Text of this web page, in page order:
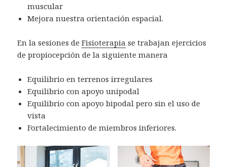
muscular
Mejora nuestra orientación espacial.
En la sesiones deFisioterapia se trabajan ejercicios
de propiocepción de la siguiente manera
Equilibrio en terrenos irregulares
Equilibrio con apoyo unipodal
Equilibrio con apoyo bipodal pero sin el uso de
vista
Fortalecimiento de miembros inferiores.